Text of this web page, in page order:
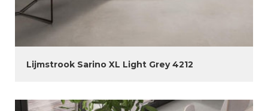
Lijmstrook Sarino XL Light Grey 4212